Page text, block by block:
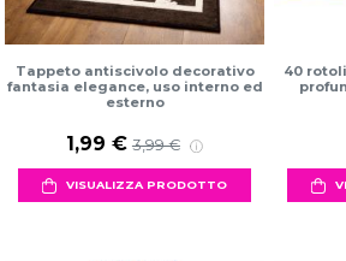
Tappeto antiscivolo decorativo
fantasia elegance, uso interno ed
esterno
1,99 € 3,99 €
VISUALIZZA PRODOTTO
40